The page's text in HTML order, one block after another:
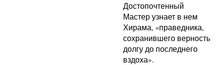
Достопочтенный
Мастер узнает в нем
Хирама, «праведника,
сохранившего верность
долгу до последнего
вздоха».